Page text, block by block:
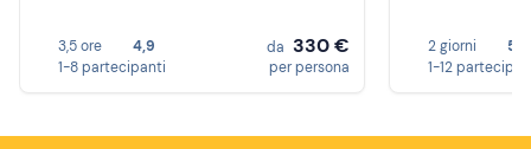
3,5 ore
4,9
1-8 partecipanti
da 330 €
per persona
2 giorni
5,0
1-12